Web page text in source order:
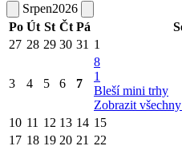
Srpen2026
Po Út St Čt Pá
27 28 29 30 31 1
3 4 5 6 7
8
1
Bleší mini trhy
Zobrazit
10 11 12 13 14 15
17 18 19 20 21 22